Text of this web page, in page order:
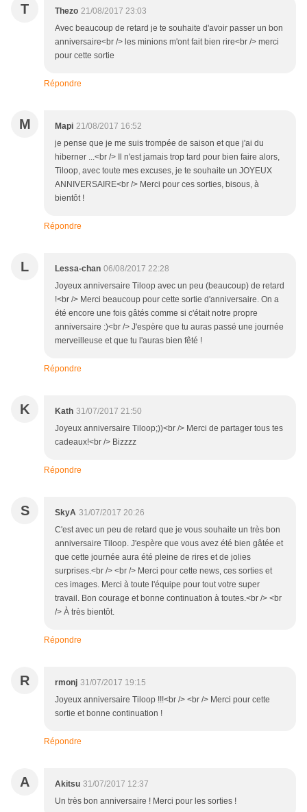
T Thezo 21/08/2017 23:03
Avec beaucoup de retard je te souhaite d'avoir passer un bon
anniversaire<br /> les minions m'ont fait bien rire<br /> merci
pour cette sortie
Répondre
M Mapi 21/08/2017 16:52
je pense que je me suis trompée de saison et que j'ai du
hiberner ...<br /> Il n'est jamais trop tard pour bien faire alors,
Tiloop, avec toute mes excuses, je te souhaite un JOYEUX
ANNIVERSAIRE<br /> Merci pour ces sorties, bisous, à
bientôt !
Répondre
L Lessa-chan 06/08/2017 22:28
Joyeux anniversaire Tiloop avec un peu (beaucoup) de retard
!<br /> Merci beaucoup pour cette sortie d'anniversaire. On a
été encore une fois gâtés comme si c'était notre propre
anniversaire :)<br /> J'espère que tu auras passé une journée
merveilleuse et que tu l'auras bien fêté !
Répondre
K Kath 31/07/2017 21:50
Joyeux anniversaire Tiloop;))<br /> Merci de partager tous tes
cadeaux!<br /> Bizzzz
Répondre
S SkyA 31/07/2017 20:26
C'est avec un peu de retard que je vous souhaite un très bon
anniversaire Tiloop. J'espère que vous avez été bien gâtée et
que cette journée aura été pleine de rires et de jolies
surprises.<br /> <br /> Merci pour cette news, ces sorties et
ces images. Merci à toute l'équipe pour tout votre super
travail. Bon courage et bonne continuation à toutes.<br /> <br
/> À très bientôt.
Répondre
R rmonj 31/07/2017 19:15
Joyeux anniversaire Tiloop !!!<br /> <br /> Merci pour cette
sortie et bonne continuation !
Répondre
A Akitsu 31/07/2017 12:37
Un très bon anniversaire ! Merci pour les sorties !